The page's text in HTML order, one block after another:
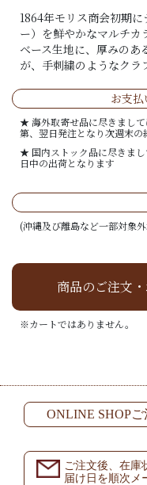
1864年モリス商会初期
ー）を鮮やかなマルチカ
ベース生地に、厚みのあ
が、手刺繍のようなクラ
お支
★ 海外取寄せ品に尽きまし
第、翌日発注となり次週末の
★ 国内ストック品に尽きま
日中の出荷となります
(沖縄及び離島など一部対象
商品のご注文
※カートではありません。
ONLINE SHOP
ご注文後、在庫
届け日を順次メ